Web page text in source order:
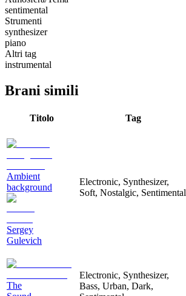
sentimental
Strumenti
synthesizer
piano
Altri tag
instrumental
Brani simili
Titolo Tag
Ambient
background
Sergey
Gulevich
Electronic, Synthesizer,
Soft, Nostalgic, Sentimental
The
Electronic, Synthesizer,
Bass, Urban, Dark,